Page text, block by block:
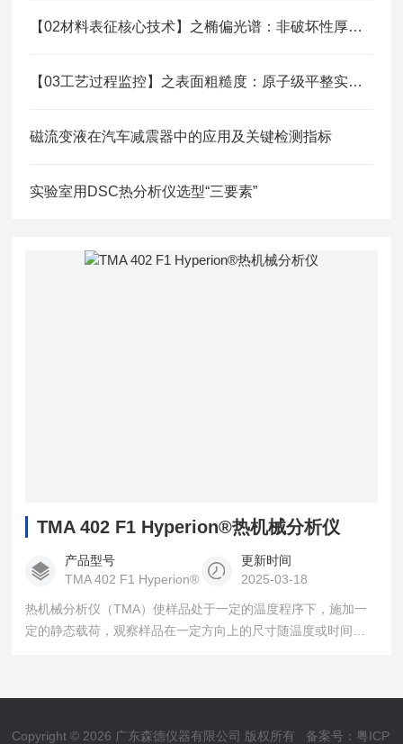
【02材料表征核心技术】之椭偏光谱：非破坏性厚度分析系统
【03工艺过程监控】之表面粗糙度：原子级平整实现路径与评价
磁流变液在汽车减震器中的应用及关键检测指标
实验室用DSC热分析仪选型“三要素”
TMA 402 F1 Hyperion®热机械分析仪
产品型号
TMA 402 F1 Hyperion®
更新时间
2025-03-18
热机械分析仪（TMA）使样品处于一定的温度程序下，施加一
定的静态载荷，观察样品在一定方向上的尺寸随温度或时间的
陶瓷、玻璃、金属材料与复合材料。
Copyright © 2026 广东森德仪器有限公司 版权所有 备案号：粤ICP